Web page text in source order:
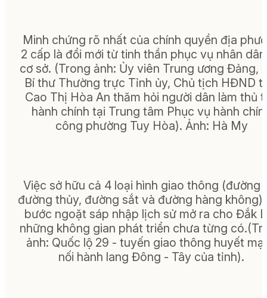
Minh chứng rõ nhất của chính quyền địa
2 cấp là đổi mới từ tinh thần phục vụ nhân
cơ sở. (Trong ảnh: Ủy viên Trung ương Đảng,
Bí thư Thường trực Tỉnh ủy, Chủ tịch HĐND
Cao Thị Hòa An thăm hỏi người dân làm thủ
hành chính tại Trung tâm Phục vụ hành
công phường Tuy Hòa). Ảnh: Hà My
Việc sở hữu cả 4 loại hình giao thông (đường
đường thủy, đường sắt và đường hàng không)
bước ngoặt sáp nhập lịch sử mở ra cho Đắk
những không gian phát triển chưa từng có.(
ảnh: Quốc lộ 29 - tuyến giao thông huyết
nối hành lang Đông - Tây của tỉnh).